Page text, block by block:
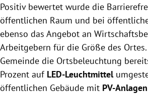
Positiv bewertet wurde die
öffentlichen Raum und bei
ebenso das Angebot an
Arbeitgebern für die Größe des
Gemeinde die Ortsbeleuchtung
Prozent auf LED-Leuchtmittel
öffentlichen Gebäude mit PV-Anlagen